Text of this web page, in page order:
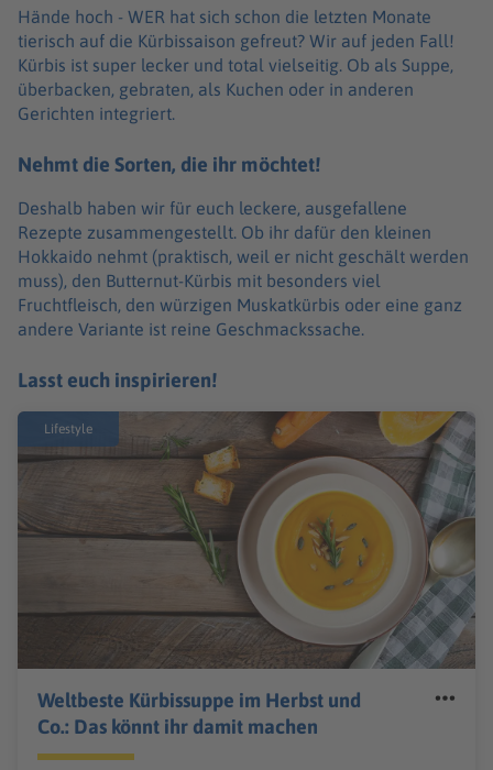
Hände hoch - WER hat sich schon die letzten Monate
tierisch auf die Kürbissaison gefreut? Wir auf jeden Fall!
Kürbis ist super lecker und total vielseitig. Ob als Suppe,
überbacken, gebraten, als Kuchen oder in anderen
Gerichten integriert.
Nehmt die Sorten, die ihr möchtet!
Deshalb haben wir für euch leckere, ausgefallene
Rezepte zusammengestellt. Ob ihr dafür den kleinen
Hokkaido nehmt (praktisch, weil er nicht geschält werden
muss), den Butternut-Kürbis mit besonders viel
Fruchtfleisch, den würzigen Muskatkürbis oder eine ganz
andere Variante ist reine Geschmackssache.
Lasst euch inspirieren!
Lifestyle
Weltbeste Kürbissuppe im Herbst und
Co.: Das könnt ihr damit machen